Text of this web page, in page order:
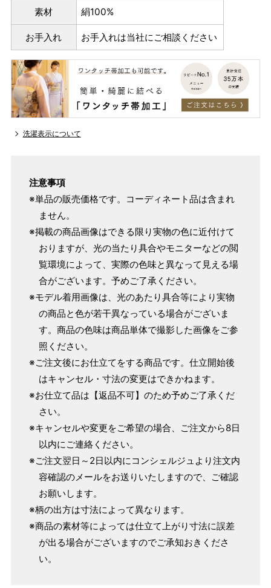
素材 絹100%
お手入れ お手入れは当社にご相談ください
洗濯表示について
注意事項
※単品の販売価格です。コーディネート品は含まれ
ません。
※掲載の商品画像はできる限り実物の色に近付けて
おりますが、光の当たり具合やモニターなどの閲
覧環境によって、実際の色味と異なって見える場
合がございます。予めご了承ください。
※モデル着用画像は、光のあたり具合等により実物
の商品と色が若干異なっている場合がございま
す。商品の色味は商品単体で撮影した画像をご参
照ください。
※ご注文後にお仕立てをする商品です。仕立開始後
はキャンセル・寸法の変更はできかねます。
※お仕立て品は【返品不可】のため予めご了承くだ
さい。
※キャンセルや変更をご希望の場合、ご注文から8日
以内にご連絡ください。
※ご注文翌日～2日以内にコンシェルジュより注文内
容確認のメールをお送りいたしますので、ご確認
お願いします。
※柄の出方は寸法によって異なります。
※商品の素材等によっては仕立て上がり寸法に誤差
が出る場合がございますのでご承知おきくださ
い。